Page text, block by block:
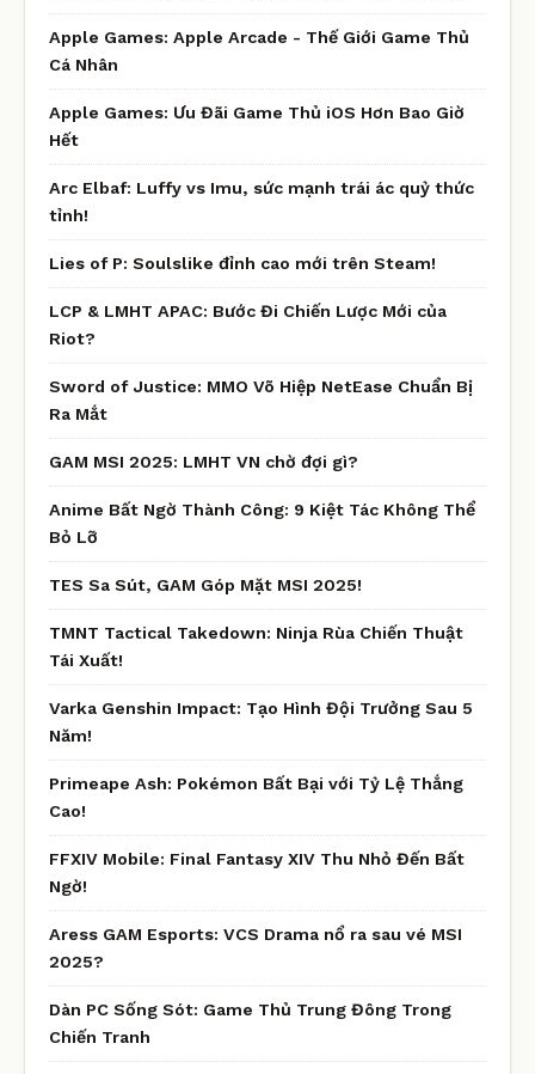
Apple Games: Apple Arcade - Thế Giới Game Thủ
Cá Nhân
Apple Games: Ưu Đãi Game Thủ iOS Hơn Bao Giờ
Hết
Arc Elbaf: Luffy vs Imu, sức mạnh trái ác quỷ thức
tỉnh!
Lies of P: Soulslike đỉnh cao mới trên Steam!
LCP & LMHT APAC: Bước Đi Chiến Lược Mới của
Riot?
Sword of Justice: MMO Võ Hiệp NetEase Chuẩn Bị
Ra Mắt
GAM MSI 2025: LMHT VN chờ đợi gì?
Anime Bất Ngờ Thành Công: 9 Kiệt Tác Không Thể
Bỏ Lỡ
TES Sa Sút, GAM Góp Mặt MSI 2025!
TMNT Tactical Takedown: Ninja Rùa Chiến Thuật
Tái Xuất!
Varka Genshin Impact: Tạo Hình Đội Trưởng Sau 5
Năm!
Primeape Ash: Pokémon Bất Bại với Tỷ Lệ Thắng
Cao!
FFXIV Mobile: Final Fantasy XIV Thu Nhỏ Đến Bất
Ngờ!
Aress GAM Esports: VCS Drama nổ ra sau vé MSI
2025?
Dàn PC Sống Sót: Game Thủ Trung Đông Trong
Chiến Tranh